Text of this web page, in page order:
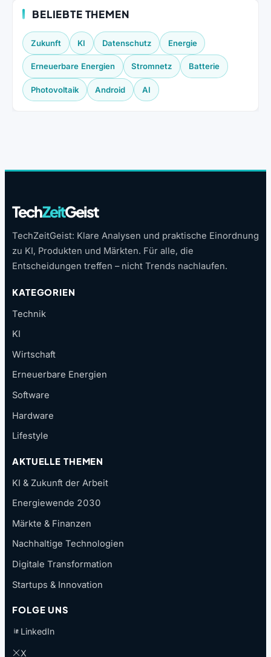
BELIEBTE THEMEN
Zukunft KI Datenschutz Energie
Erneuerbare Energien Stromnetz Batterie
Photovoltaik Android AI
TechZeitGeist
TechZeitGeist: Klare Analysen und praktische Einordnung
zu KI, Produkten und Märkten. Für alle, die
Entscheidungen treffen – nicht Trends nachlaufen.
KATEGORIEN
Technik
KI
Wirtschaft
Erneuerbare Energien
Software
Hardware
Lifestyle
AKTUELLE THEMEN
KI & Zukunft der Arbeit
Energiewende 2030
Märkte & Finanzen
Nachhaltige Technologien
Digitale Transformation
Startups & Innovation
FOLGE UNS
LinkedIn
X